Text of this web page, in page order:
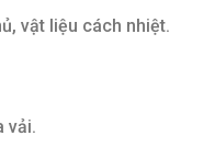
vật liệu cách nhiệt.
vải.